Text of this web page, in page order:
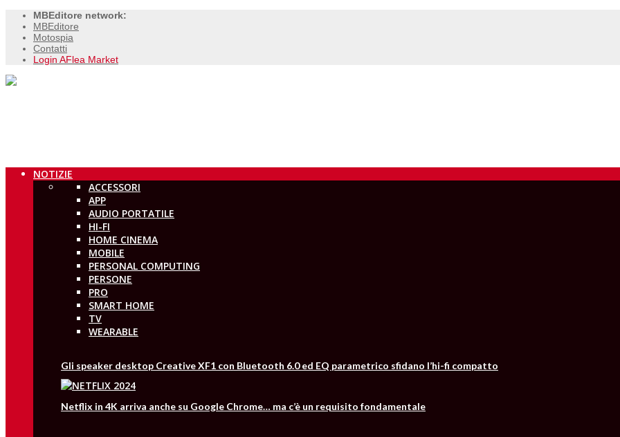
MBEditore network:
MBEditore
Motospia
Contatti
Login AFlea Market
NOTIZIE
ACCESSORI
APP
AUDIO PORTATILE
HI-FI
HOME CINEMA
MOBILE
PERSONAL COMPUTING
PERSONE
PRO
SMART HOME
TV
WEARABLE
Gli speaker desktop Creative XF1 con Bluetooth 6.0 ed EQ parametrico sfidano l’hi-fi compatto
Netflix in 4K arriva anche su Google Chrome… ma c’è un requisito fondamentale